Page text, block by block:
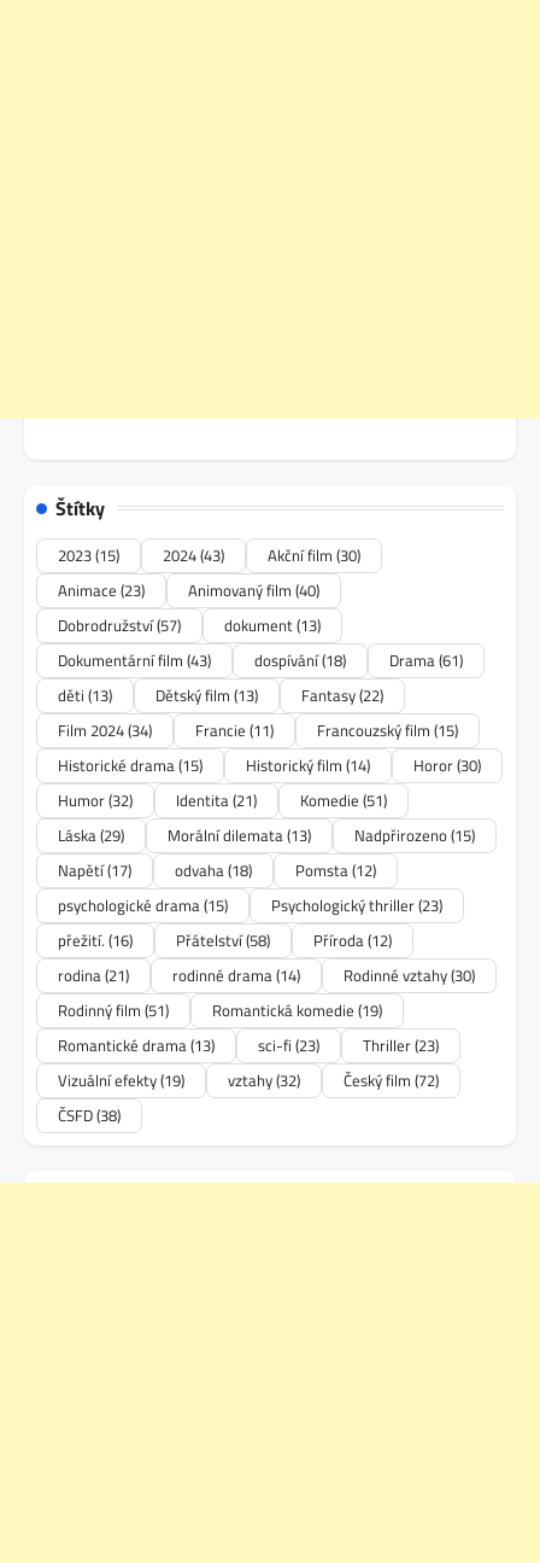
Štítky
2023(15) 2024(43) Akční film (30)
Animace (23) Animovaný film (40)
Dobrodružství(57) dokument(13)
Dokumentární film (43) dospívání(18) Drama(61)
děti (13) Dětský film (13) Fantasy(22)
Film 2024(34) Francie (11) Francouzský film (15)
Historické drama(15) Historický film (14) Horor(30)
Humor(32) Identita(21) Komedie (51)
Láska(29) Morální dilemata(13) Nadpřirozeno(15)
Napětí(17) odvaha(18) Pomsta(12)
psychologické drama(15) Psychologický thriller(23)
přežití. (16) Přátelství(58) Příroda(12)
rodina(21) rodinné drama(14) Rodinné vztahy(30)
Rodinný film (51) Romantická komedie (19)
Romantické drama(13) sci-fi (23) Thriller(23)
Vizuální efekty(19) vztahy(32) Český film (72)
ČSFD(38)